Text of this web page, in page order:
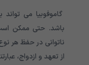
گاموفوبیا می تواند
باشد. حتی ممکن است
ناتوانی در حفظ هر
از تعهد و ازدواج،